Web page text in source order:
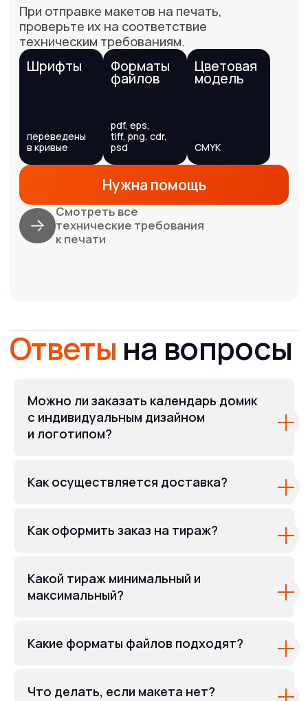
Можно ли заказать календарь домик
с индивидуальным дизайном
и логотипом?
Как осуществляется доставка?
Как оформить заказ на тираж?
Какой тираж минимальный и
максимальный?
Какие форматы файлов подходят?
Что делать, если макета нет?